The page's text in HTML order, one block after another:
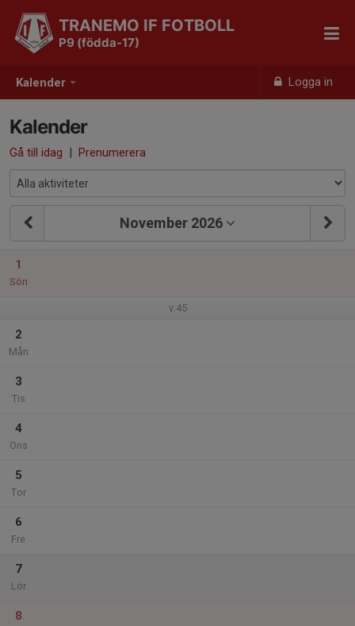
Kalender Logga in
TRANEMO IF FOTBOLL
P9 (födda-17)
Kalender
Gå till idag | Prenumerera
November 2026
1
Sön
v.45
2
Mån
3
Tis
4
Ons
5
Tor
6
Fre
7
Lör
8